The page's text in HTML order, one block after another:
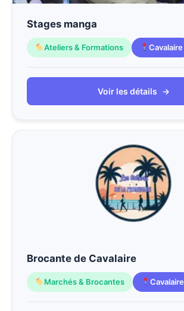
Stages manga
Ateliers & Formations Cavalaire
Voir les détails →
Brocante de Cavalaire
Marchés & Brocantes Cavalaire